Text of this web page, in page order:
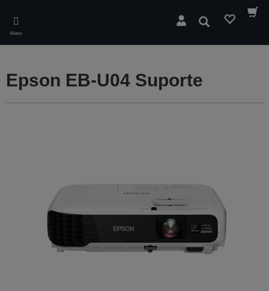
main
content
Menu
Pesquisar
Epson EB-U04 Suporte